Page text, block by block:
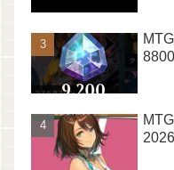
2026